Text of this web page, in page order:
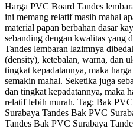
Harga PVC Board Tandes
ini memang relatif masih mahal
material papan berbahan dasar
sebanding dengan kwalitas
Tandes lembaran lazimnya
(density), ketebalan, warna, dan
tingkat kepadatannya, maka
semakin mahal. Seketika juga
dan tingkat kepadatannya, maka
relatif lebih murah. Tag: Bak
Surabaya Tandes Bak PVC
Tandes Bak PVC Surabaya